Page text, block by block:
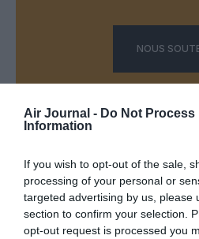
Air Journal - Do Not Process
Information
If you wish to opt-out of the sale,
processing of your personal or
targeted advertising by us, please
section to confirm your selection.
opt-out request is processed you
NOUS
DERNIERS